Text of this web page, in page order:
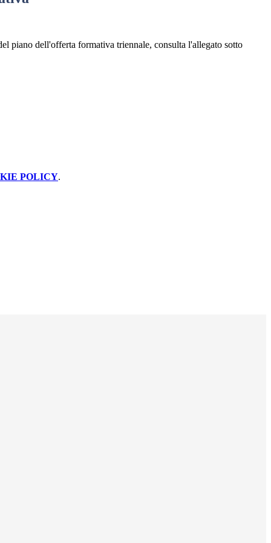
piano dell'offerta formativa triennale, consulta l'allegato sotto
POLICY.